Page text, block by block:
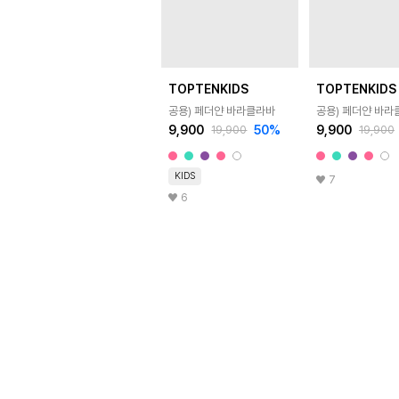
TOPTENKIDS
공용) 페더얀 바라클라바
9,900 19,900 50%
KIDS
6
TOPTENKIDS
공용) 페더얀 바라
9,900 19,900
7